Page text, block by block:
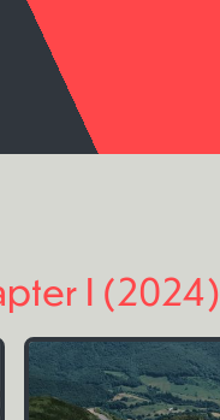
I (2024)